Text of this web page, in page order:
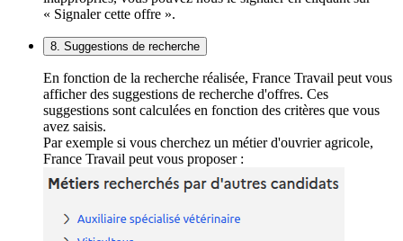
« Signaler cette offre ».
8. Suggestions de recherche
En fonction de la recherche réalisée, France Travail peut vous
afficher des suggestions de recherche d'offres. Ces
suggestions sont calculées en fonction des critères que vous
avez saisis.
Par exemple si vous cherchez un métier d'ouvrier agricole,
France Travail peut vous proposer :